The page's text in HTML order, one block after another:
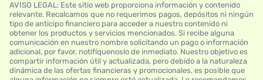
AVISO LEGAL: Este sitio web proporciona información y contenido
relevante. Recalcamos que no requerimos pagos, depósitos ni ningún
tipo de anticipo financiero para acceder a nuestro contenido ni
obtener los productos y servicios mencionados. Si recibe alguna
comunicación en nuestro nombre solicitando un pago o información
adicional, por favor, notifíquenoslo de inmediato. Nuestro objetivo es
compartir información útil y actualizada, pero debido a la naturaleza
dinámica de las ofertas financieras y promocionales, es posible que